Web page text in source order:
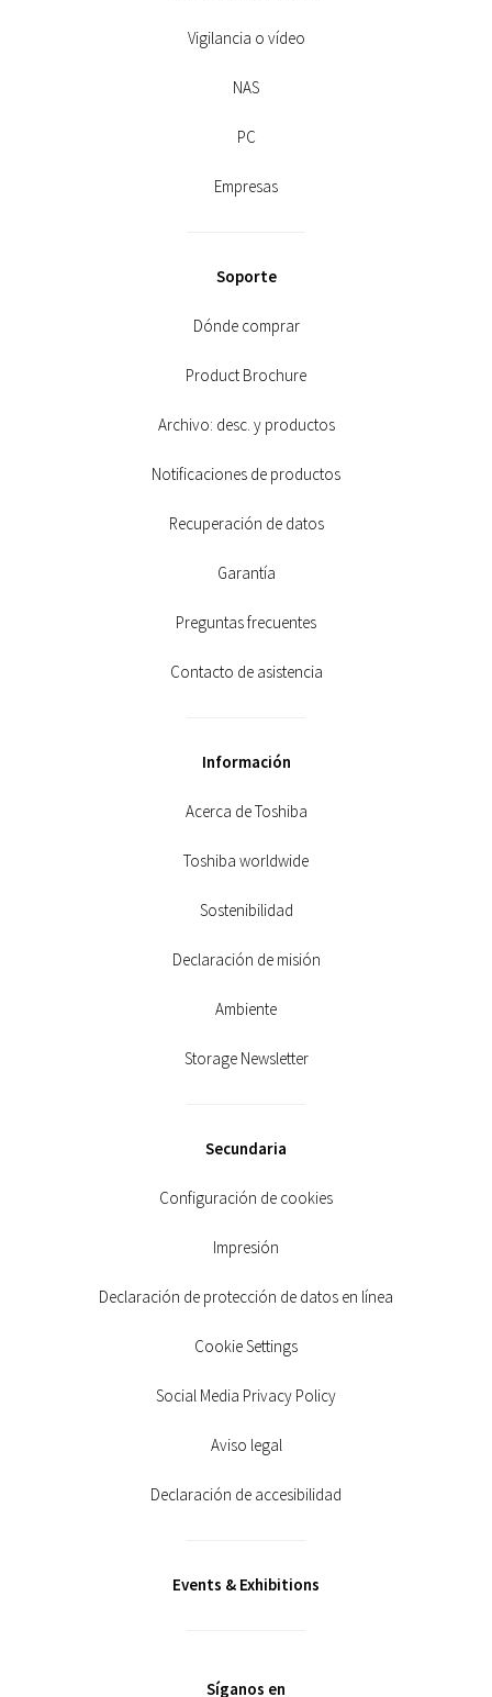
Vigilancia o vídeo
NAS
PC
Empresas
Soporte
Dónde comprar
Product Brochure
Archivo: desc. y productos
Notificaciones de productos
Recuperación de datos
Garantía
Preguntas frecuentes
Contacto de asistencia
Información
Acerca de Toshiba
Toshiba worldwide
Sostenibilidad
Declaración de misión
Ambiente
Storage Newsletter
Secundaria
Configuración de cookies
Impresión
Declaración de protección de datos en línea
Cookie Settings
Social Media Privacy Policy
Aviso legal
Declaración de accesibilidad
Events & Exhibitions
Síganos en